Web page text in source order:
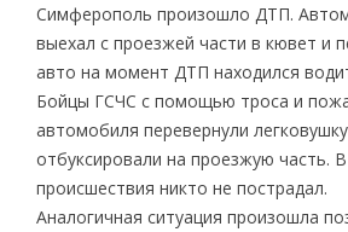
Симферополь произошло ДТП.
выехал с проезжей части в кювет и
авто на момент ДТП находился
Бойцы ГСЧС с помощью троса и
автомобиля перевернули
отбуксировали на проезжую часть.
происшествия никто не пострадал.
Аналогичная ситуация произошла